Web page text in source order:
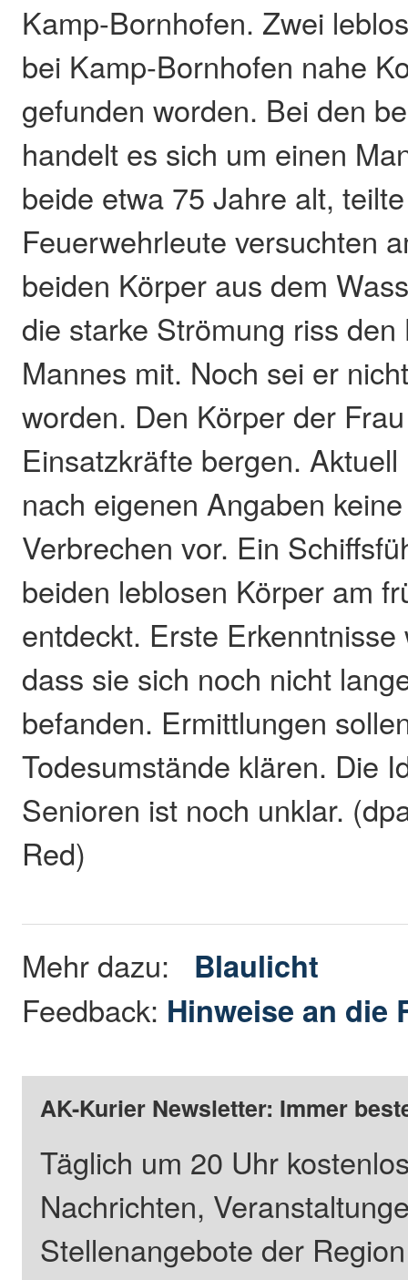
Kamp-Bornhofen. Zwei
bei Kamp-Bornhofen nahe
gefunden worden. Bei den
handelt es sich um einen
beide etwa 75 Jahre alt,
Feuerwehrleute versuchten
beiden Körper aus dem
die starke Strömung riss
Mannes mit. Noch sei er
worden. Den Körper der
Einsatzkräfte bergen.
nach eigenen Angaben
Verbrechen vor. Ein
beiden leblosen Körper am
entdeckt. Erste
dass sie sich noch nicht
befanden. Ermittlungen
Todesumstände klären. Die
Senioren ist noch unklar.
Red)
Mehr dazu: Blaulicht
Feedback: Hinweise an die
AK-Kurier Newsletter: Immer
Täglich um 20 Uhr
Nachrichten,
Stellenangebote der